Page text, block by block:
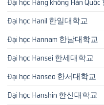
Đại học Hanil 한일대학교
Đại học Hannam 한남대학교
Đại học Hansei 한세대학교
Đại học Hanseo 한서대학교
Đại học Hanshin 한신대학교